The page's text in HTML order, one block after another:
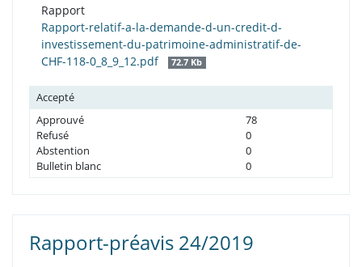
Rapport
Rapport-relatif-a-la-demande-d-un-credit-d-
investissement-du-patrimoine-administratif-de-
CHF-118-0_8_9_12.pdf
72.7 Kb
Accepté
Approuvé
78
Refusé
0
Abstention
0
Bulletin blanc
0
Rapport-préavis 24/2019